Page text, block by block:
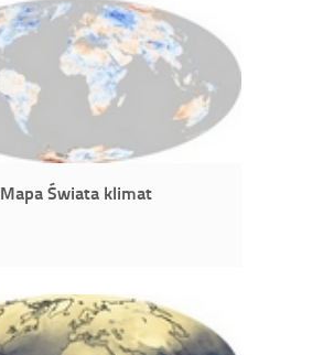
Mapa Świata klimat